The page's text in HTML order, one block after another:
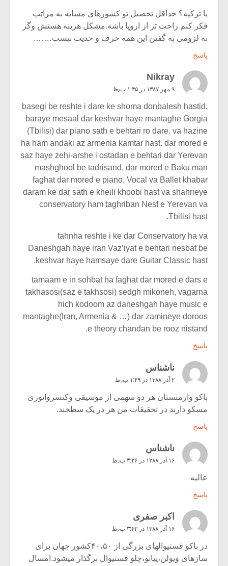
یا ترکیه؟ حداقل تحصیل تو کشورهای مسایه به مراتب
فکر کنم راحت تر از اروپا باشه.مشکل هزینه هستش وگر
نه لزومی به گفتن این همه حرف و حدیث نیست…….
پاسخ
Nikray
۹ مهر ۱۳۸۷ در ۱:۴۵ ب٫ظ
basegi be reshte i dare ke shoma donbalesh hastid,
baraye mesaal dar keshvar haye mantaghe Gorgia
(Tbilisi) dar piano sath e behtari ro dare. va hazine
ha ham andaki az armenia kamtar hast. dar mored e
saz haye zehi-arshe i ostadan e behtari dar Yerevan
mashghool be tadrisand. dar mored e Baku man
faghat dar mored e piano, Vocal va Ballet khabar
daram ke dar sath e kheili khoobi hast va shahrieye
conservatory ham taghriban Nesf e Yerevan va
Tbilisi hast.
tahnha reshte i ke dar Conservatory ha va
Daneshgah haye iran Vaz’iyat e behtari nesbat be
keshvar haye hamsaye dare Guitar Classic hast.
tamaam e in sohbat ha faghat dar mored e dars e
takhasosi(saz e takhsosi) sedgh mikoneh, vagarna
hich kodoom az daneshgah haye music e
mantaghe(Iran, Armenia & …) dar zamineye doroos
e theory chandan be rooz nistand.
پاسخ
ناشناس
۲ آذر ۱۳۸۸ در ۱:۴۹ ب٫ظ
باکو وارمنستان هر دو سهمی از موسیقی وکنسرواتوری
مسکو دارند در تحقیقات من هر در یک سطحند.
پاسخ
ناشناس
۱۶ آذر ۱۳۸۸ در ۳:۲۶ ب٫ظ
عالیه
پاسخ
اکبر صفری
۱۶ آذر ۱۳۸۸ در ۳:۴۲ ب٫ظ
در باکو فستیوالهای بزرگی از ۴۰،۵۰کشور جهان برای
سازهای ویولن،پیانو،چلو فستیوال برگذار میشود.امسال